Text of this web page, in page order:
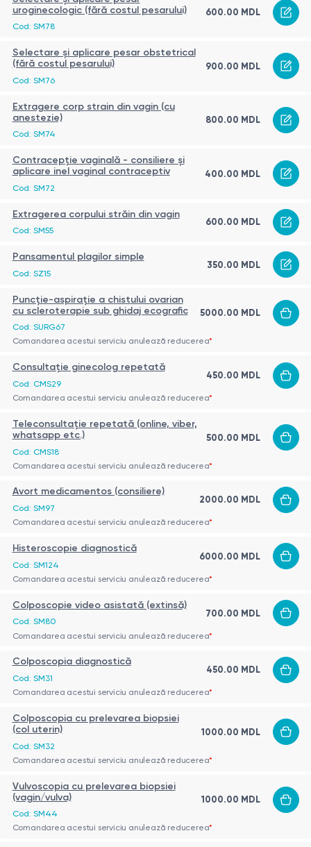
uroginecologic (fără costul pesarului)
Cod: SM78
600.00 MDL
Selectare și aplicare pesar obstetrical
(fără costul pesarului)
Cod: SM76
900.00 MDL
Extragere corp strain din vagin (cu
anestezie)
Cod: SM74
800.00 MDL
Contracepție vaginală - consiliere și
aplicare inel vaginal contraceptiv
Cod: SM72
400.00 MDL
Extragerea corpului străin din vagin
Cod: SM55
600.00 MDL
Pansamentul plagilor simple
Cod: SZ15
350.00 MDL
Puncție-aspirație a chistului ovarian
cu scleroterapie sub ghidaj ecografic
Cod: SURG67
5000.00 MDL
Comandarea acestui serviciu anulează reducerea*
Consultație ginecolog repetată
Cod: CMS29
450.00 MDL
Comandarea acestui serviciu anulează reducerea*
Teleconsultație repetată (online, viber,
whatsapp etc.)
Cod: CMS18
500.00 MDL
Comandarea acestui serviciu anulează reducerea*
Avort medicamentos (consiliere)
Cod: SM97
2000.00 MDL
Comandarea acestui serviciu anulează reducerea*
Histeroscopie diagnostică
Cod: SM124
6000.00 MDL
Comandarea acestui serviciu anulează reducerea*
Colposcopie video asistată (extinsă)
Cod: SM80
700.00 MDL
Comandarea acestui serviciu anulează reducerea*
Colposcopia diagnostică
Cod: SM31
450.00 MDL
Comandarea acestui serviciu anulează reducerea*
Colposcopia cu prelevarea biopsiei
(col uterin)
Cod: SM32
1000.00 MDL
Comandarea acestui serviciu anulează reducerea*
Vulvoscopia cu prelevarea biopsiei
(vagin/vulva)
Cod: SM44
1000.00 MDL
Comandarea acestui serviciu anulează reducerea*